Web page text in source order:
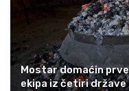
Mostar domaćin
ekipa iz četiri države